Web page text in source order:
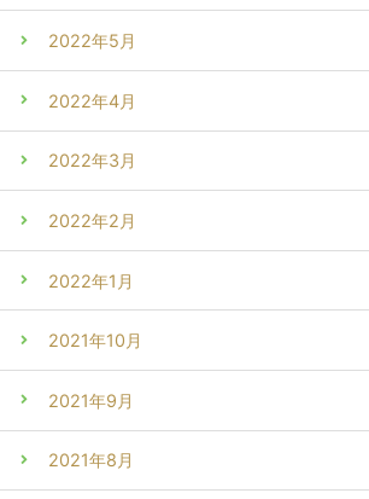
2022年5月
2022年4月
2022年3月
2022年2月
2022年1月
2021年10月
2021年9月
2021年8月